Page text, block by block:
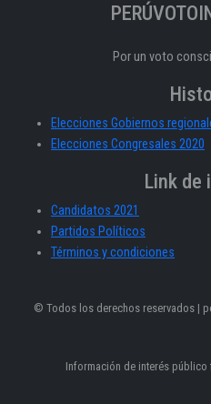
Por un voto
Elecciones Gobiernos
Elecciones Congresales 2020
Link de
Candidatos 2021
Partidos Políticos
Términos y condiciones
© Todos los derechos reservados |
Información de interés público